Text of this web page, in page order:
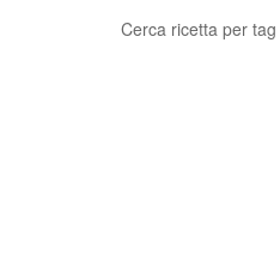
Cerca ricetta per tag